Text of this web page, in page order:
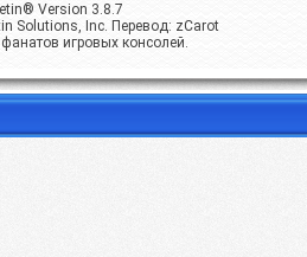
Version 3.8.7
Solutions, Inc. Перевод: zCarot
игровых консолей.